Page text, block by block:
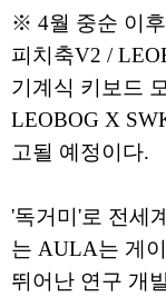
※ 4월 중순 이
피치축V2 /
기계식 키보드
LEOBOG X
고될 예정이다.
'독거미'로 전세
는 AULA는 게
뛰어난 연구 개